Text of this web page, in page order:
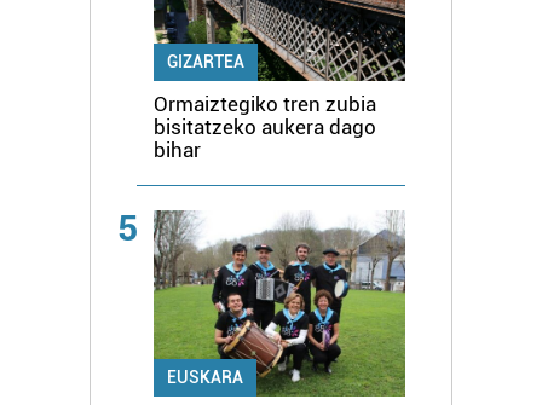
GIZARTEA
Ormaiztegiko tren zubia
bisitatzeko aukera dago
bihar
5
EUSKARA